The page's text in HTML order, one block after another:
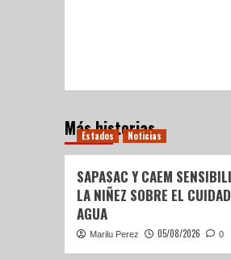
Más historias
Estados Noticias
SAPASAC Y CAEM
LA NIÑEZ SOBRE EL
AGUA
Marilu Perez 05/08/2026 0